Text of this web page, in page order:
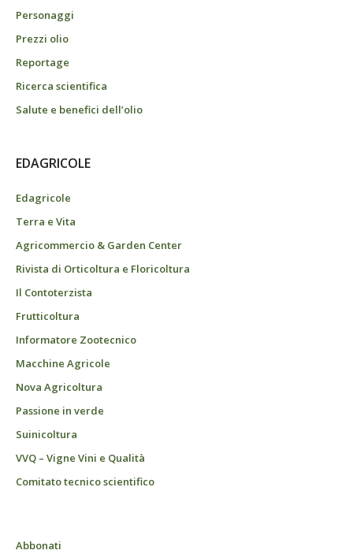
Personaggi
Prezzi olio
Reportage
Ricerca scientifica
Salute e benefici dell’olio
EDAGRICOLE
Edagricole
Terra e Vita
Agricommercio & Garden Center
Rivista di Orticoltura e Floricoltura
Il Contoterzista
Frutticoltura
Informatore Zootecnico
Macchine Agricole
Nova Agricoltura
Passione in verde
Suinicoltura
VVQ – Vigne Vini e Qualità
Comitato tecnico scientifico
Abbonati